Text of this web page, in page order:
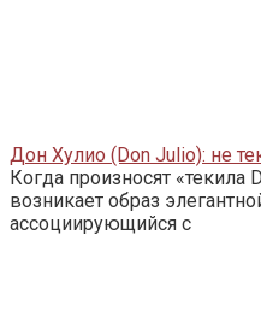
Дон Хулио (Don Julio): не
Когда произносят «текила
возникает образ
ассоциирующийся с